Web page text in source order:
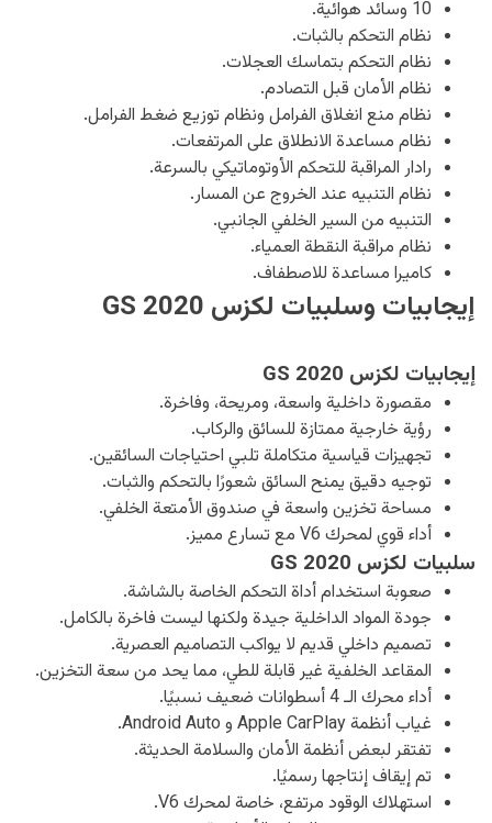
10 وسائد هوائية.
نظام التحكم بالثبات.
نظام التحكم بتماسك العجلات.
نظام الأمان قبل التصادم.
نظام منع انغلاق الفرامل ونظام توزيع ضغط الفرامل.
نظام مساعدة الانطلاق على المرتفعات.
رادار المراقبة للتحكم الأوتوماتيكي بالسرعة.
نظام التنبيه عند الخروج عن المسار.
التنبيه من السير الخلفي الجانبي.
نظام مراقبة النقطة العمياء.
كاميرا مساعدة للاصطفاف.
إيجابيات وسلبيات لكزس GS 2020
إيجابيات لكزس GS 2020
مقصورة داخلية واسعة، ومريحة، وفاخرة.
رؤية خارجية ممتازة للسائق والركاب.
تجهيزات قياسية متكاملة تلبي احتياجات السائقين.
توجيه دقيق يمنح السائق شعورًا بالتحكم والثبات.
مساحة تخزين واسعة في صندوق الأمتعة الخلفي.
أداء قوي لمحرك V6 مع تسارع مميز.
سلبيات لكزس GS 2020
صعوبة استخدام أداة التحكم الخاصة بالشاشة.
جودة المواد الداخلية جيدة ولكنها ليست فاخرة بالكامل.
تصميم داخلي قديم لا يواكب التصاميم العصرية.
المقاعد الخلفية غير قابلة للطي، مما يحد من سعة التخزين.
أداء محرك الـ 4 أسطوانات ضعيف نسبيًا.
غياب أنظمة Apple CarPlay و Android Auto.
تفتقر لبعض أنظمة الأمان والسلامة الحديثة.
تم إيقاف إنتاجها رسميًا.
استهلاك الوقود مرتفع، خاصة لمحرك V6.